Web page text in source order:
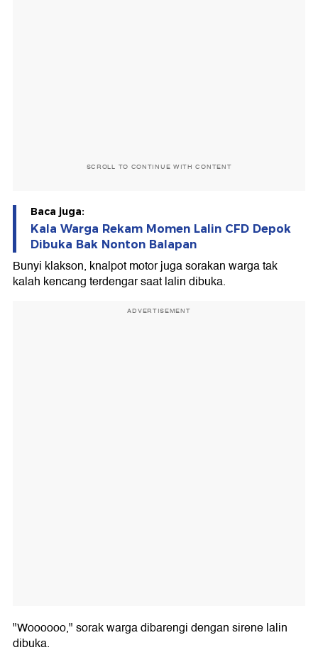
SCROLL TO CONTINUE WITH CONTENT
Baca juga:
Kala Warga Rekam Momen Lalin CFD Depok
Dibuka Bak Nonton Balapan
Bunyi klakson, knalpot motor juga sorakan warga tak
kalah kencang terdengar saat lalin dibuka.
ADVERTISEMENT
"Woooooo," sorak warga dibarengi dengan sirene lalin
dibuka.